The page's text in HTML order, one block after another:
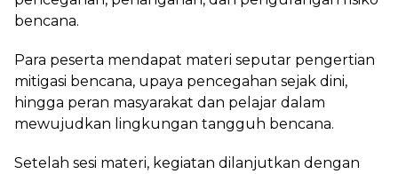
bencana.
Para peserta mendapat materi seputar pengertian
mitigasi bencana, upaya pencegahan sejak dini,
hingga peran masyarakat dan pelajar dalam
mewujudkan lingkungan tangguh bencana.
Setelah sesi materi, kegiatan dilanjutkan dengan